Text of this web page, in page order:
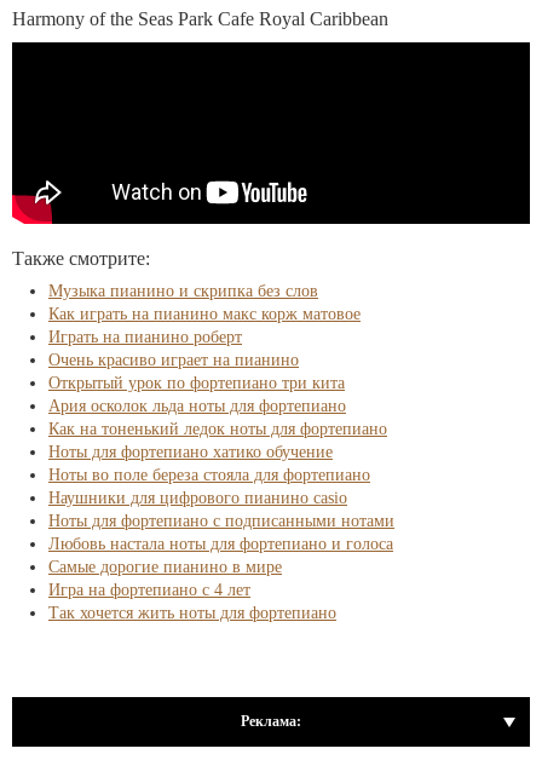
Harmony of the Seas Park Cafe Royal Caribbean
Также смотрите:
Музыка пианино и скрипка без слов
Как играть на пианино макс корж матовое
Играть на пианино роберт
Очень красиво играет на пианино
Открытый урок по фортепиано три кита
Ария осколок льда ноты для фортепиано
Как на тоненький ледок ноты для фортепиано
Ноты для фортепиано хатико обучение
Ноты во поле береза стояла для фортепиано
Наушники для цифрового пианино casio
Ноты для фортепиано с подписанными нотами
Любовь настала ноты для фортепиано и голоса
Самые дорогие пианино в мире
Игра на фортепиано с 4 лет
Так хочется жить ноты для фортепиано
Реклама: